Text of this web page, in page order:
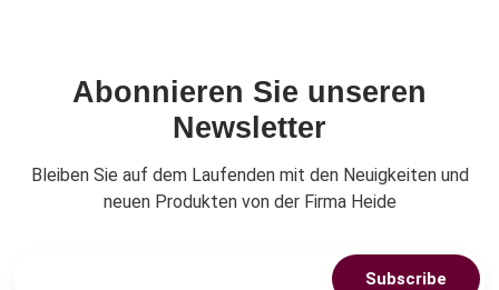
Abonnieren Sie unseren
Newsletter
Bleiben Sie auf dem Laufenden mit den Neuigkeiten und
neuen Produkten von der Firma Heide
Subscribe